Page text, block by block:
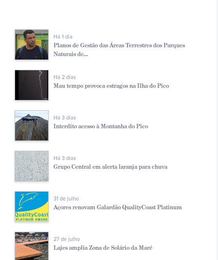
Há 1 dia
Planos de Gestão das Áreas Terrestres dos Parques
Naturais de...
Há 2 dias
Mau tempo provoca estragos na Ilha do Pico
Há 3 dias
Interdito acesso à Montanha do Pico
Há 3 dias
Grupo Central em alerta laranja para chuva
31 de julho
Açores renovam Galardão QualityCoast Platinum
27 de julho
Lajes amplia Zona de Solário da Maré